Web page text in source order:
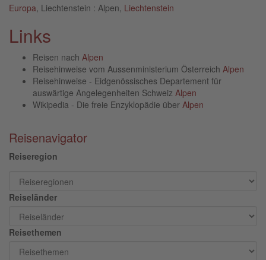
Europa , Liechtenstein : Alpen, Liechtenstein
Links
Reisen nach Alpen
Reisehinweise vom Aussenministerium Österreich Alpen
Reisehinweise - Eidgenössisches Departement für
auswärtige Angelegenheiten Schweiz Alpen
Wikipedia - Die freie Enzyklopädie über Alpen
Reisenavigator
Reiseregion
Reiseländer
Reisethemen